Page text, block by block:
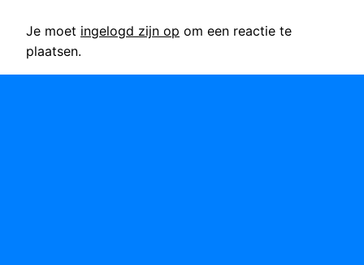
Je moet ingelogd zijn op om een reactie te
plaatsen.